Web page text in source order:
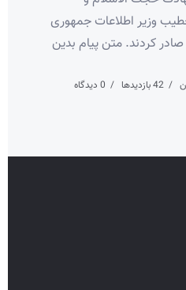
وزیر اطلاعات جمهوری
کردند. متن پیام بدین
42 بازدیدها 0 دیدگاه